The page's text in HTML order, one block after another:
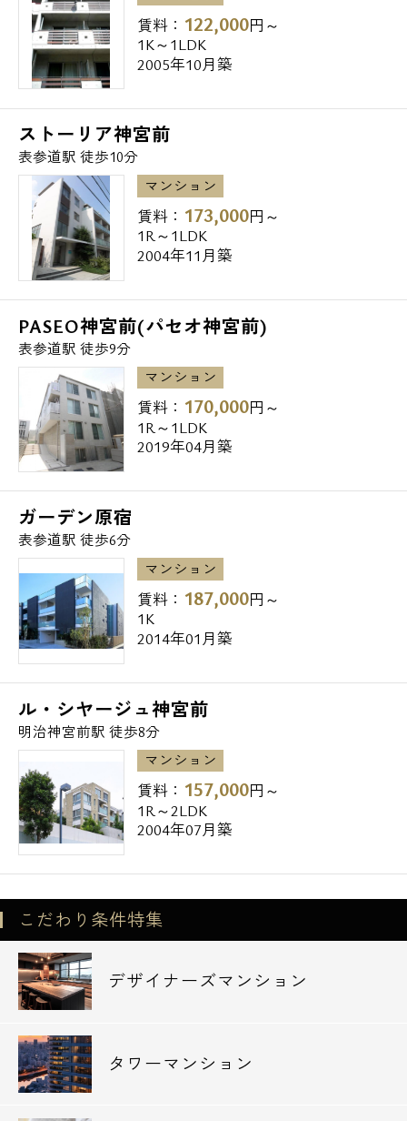
賃料： 122,000円～
1K～1LDK
2005年10月築
ストーリア神宮前
表参道駅 徒歩10分
マンション
賃料： 173,000円～
1R～1LDK
2004年11月築
PASEO神宮前(パセオ神宮前)
表参道駅 徒歩9分
マンション
賃料： 170,000円～
1R～1LDK
2019年04月築
ガーデン原宿
表参道駅 徒歩6分
マンション
賃料： 187,000円～
1K
2014年01月築
ル・シヤージュ神宮前
明治神宮前駅 徒歩8分
マンション
賃料： 157,000円～
1R～2LDK
2004年07月築
こだわり条件特集
デザイナーズマンション
タワーマンション
営業時間 10：00～18：00
メールでお問い合わせ
お問い合わせ